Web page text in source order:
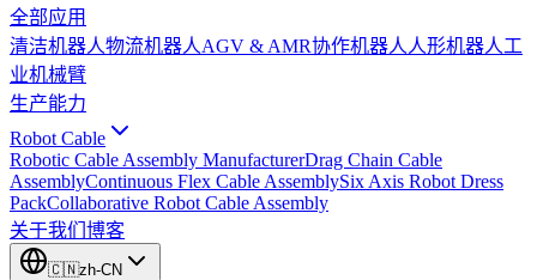
全部应用
清洁机器人物流机器人AGV & AMR协作机器人 人形机器人工
业机械臂
生产能力
Robot Cable
Robotic Cable Assembly ManufacturerDrag Chain Cable
AssemblyContinuous Flex Cable AssemblySix Axis Robot Dress
PackCollaborative Robot Cable Assembly
关于我们 博客
🇨🇳zh-CN